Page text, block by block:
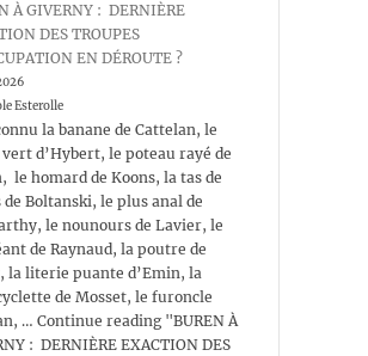
À GIVERNY : DERNIÈRE
DES TROUPES
EN DÉROUTE ?
Esterolle
la banane de Cattelan, le
d’Hybert, le poteau rayé de
le homard de Koons, la tas de
Boltanski, le plus anal de
le nounours de Lavier, le
de Raynaud, la poutre de
la literie puante d’Emin, la
de Mosset, le furoncle
… Continue reading "BUREN À
: DERNIÈRE EXACTION DES